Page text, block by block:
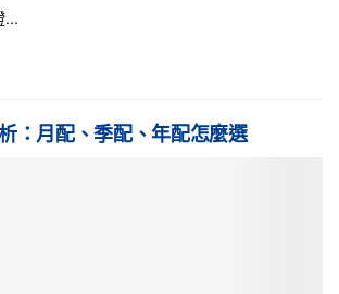
...
：月配、季配、年配怎麼選